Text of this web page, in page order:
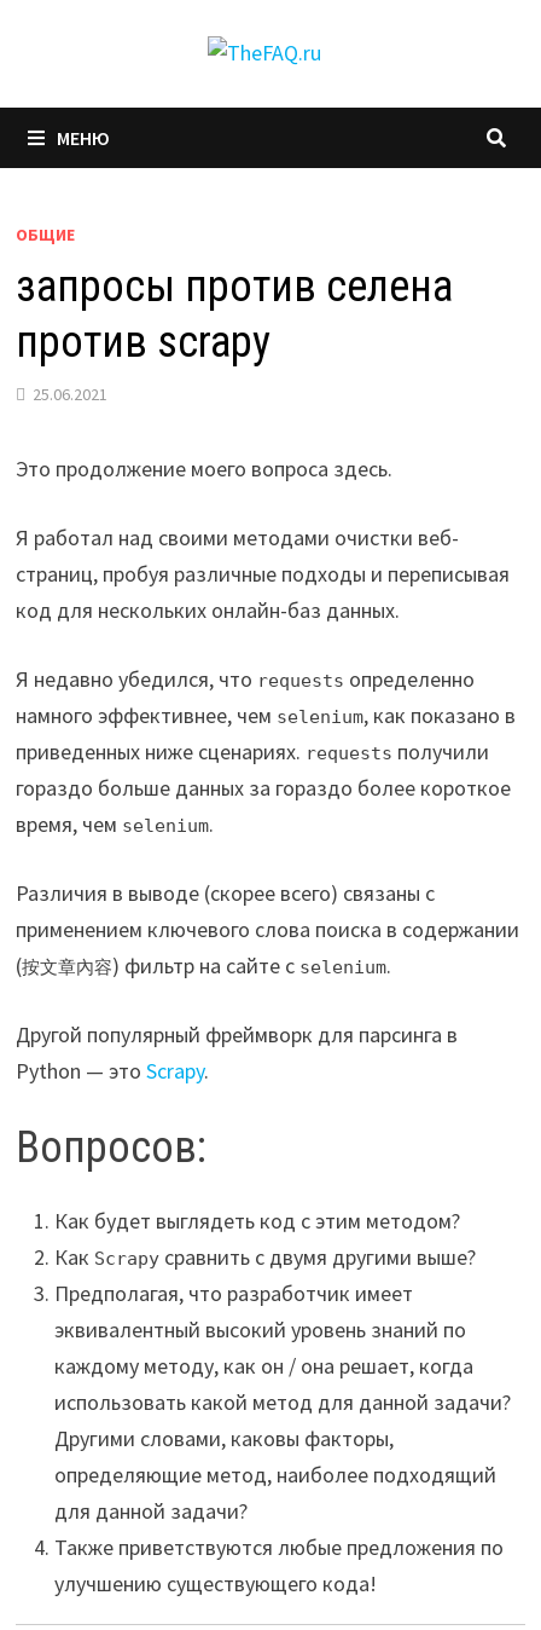
МЕНЮ
ОБЩИЕ
запросы против селена
против scrapy
25.06.2021
Это продолжение моего вопроса здесь.
Я работал над своими методами очистки веб-
страниц, пробуя различные подходы и переписывая
код для нескольких онлайн-баз данных.
Я недавно убедился, что requests определенно
намного эффективнее, чем selenium, как показано в
приведенных ниже сценариях. requests получили
гораздо больше данных за гораздо более короткое
время, чем selenium.
Различия в выводе (скорее всего) связаны с
применением ключевого слова поиска в содержании
(按文章內容) фильтр на сайте с selenium.
Другой популярный фреймворк для парсинга в
Python — это Scrapy.
Вопросов:
Как будет выглядеть код с этим методом?
Как Scrapyсравнить с двумя другими выше?
Предполагая, что разработчик имеет
эквивалентный высокий уровень знаний по
каждому методу, как он / она решает, когда
использовать какой метод для данной задачи?
Другими словами, каковы факторы,
определяющие метод, наиболее подходящий
для данной задачи?
Также приветствуются любые предложения по
улучшению существующего кода!